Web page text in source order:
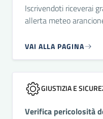
Iscrivendoti riceverai
allerta meteo
VAI ALLA PAGINA
GIUSTIZIA E
Verifica pericolosità